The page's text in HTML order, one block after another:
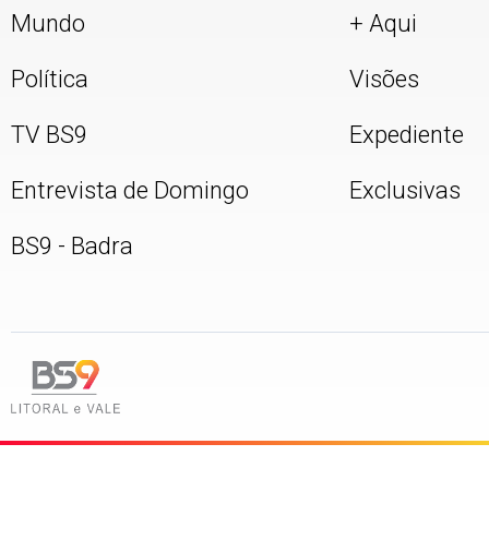
Mundo
Política
TV BS9
Entrevista de Domingo
BS9 - Badra
+ Aqui
Visões
Expediente
Exclusivas